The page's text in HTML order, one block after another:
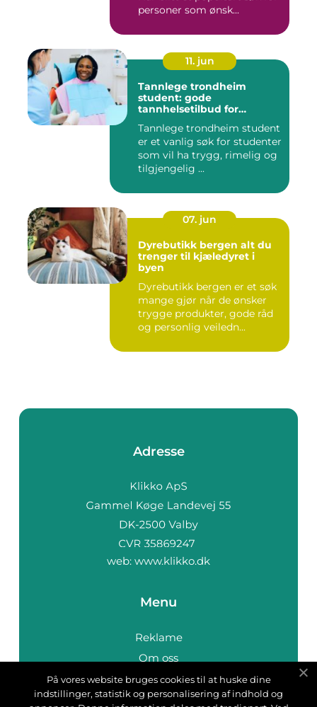
personer som ønsk...
11. jun
Tannlege trondheim
student: gode
tannhelsetilbud for
Tannlege trondheim student
er et vanlig søk for studenter
som vil ha trygg, rimelig og
tilgjengelig ...
07. jun
Dyrebutikk bergen alt du
trenger til kjæledyret i
byen
Dyrebutikk bergen er et søk
mange gjør når de ønsker
trygge produkter, gode råd
og personlig veiledn...
Adresse
web: www.klikko.dk
Menu
Reklame
Om oss
Cookies
Kontakt Oss
På vores website bruges cookies til at huske dine
indstillinger, statistik og personalisering af indhold og